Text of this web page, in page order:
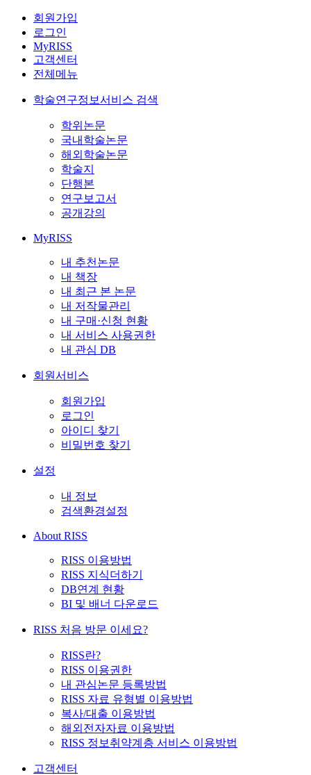
회원가입
로그인
MyRISS
고객센터
전체메뉴
학술연구정보서비스 검색
학위논문
국내학술논문
해외학술논문
학술지
단행본
연구보고서
공개강의
MyRISS
내 추천논문
내 책장
내 최근 본 논문
내 저작물관리
내 구매·신청 현황
내 서비스 사용권한
내 관심 DB
회원서비스
회원가입
로그인
아이디 찾기
비밀번호 찾기
설정
내 정보
검색환경설정
About RISS
RISS 이용방법
RISS 지식더하기
DB연계 현황
BI 및 배너 다운로드
RISS 처음 방문 이세요?
RISS란?
RISS 이용권한
내 관심논문 등록방법
RISS 자료 유형별 이용방법
복사/대출 이용방법
해외전자자료 이용방법
RISS 정보취약계층 서비스 이용방법
고객센터